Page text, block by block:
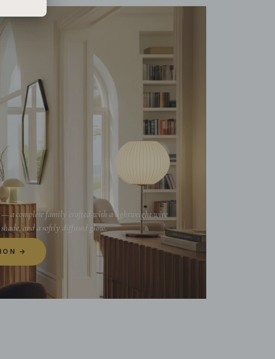
do produto
Diâmetro 20cm x A 40cm / ∅ 7,9″ x A 15,8″
a complete family crafted with a lightweight wire
and a softly diffused glow.
→